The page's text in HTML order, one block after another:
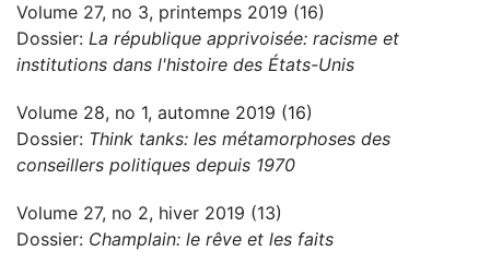
Volume 27, no 3, printemps 2019 (16)
Dossier: La république apprivoisée: racisme et
institutions dans l'histoire des États-Unis
Volume 28, no 1, automne 2019 (16)
Dossier: Think tanks: les métamorphoses des
conseillers politiques depuis 1970
Volume 27, no 2, hiver 2019 (13)
Dossier: Champlain: le rêve et les faits